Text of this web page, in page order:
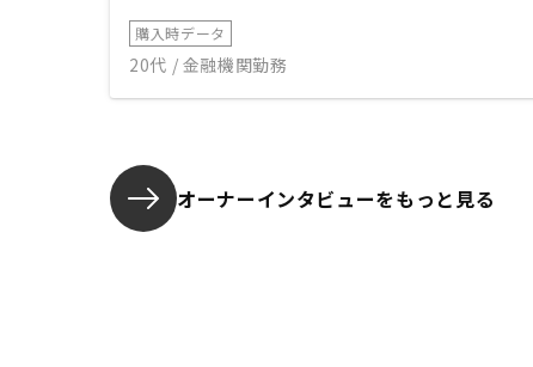
購入時データ
20代 / 金融機関勤務
オーナーインタビューをもっと見る